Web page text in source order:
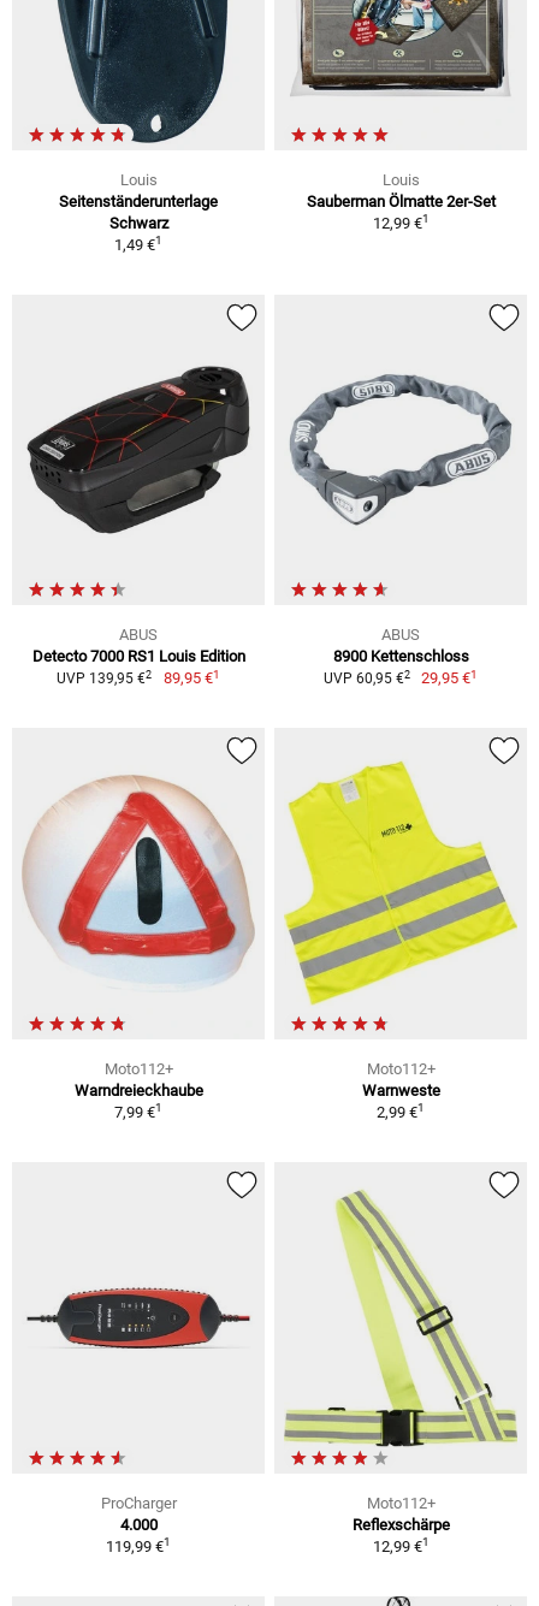
Louis
Seitenständerunterlage
Schwarz
1,49 €1
Louis
Sauberman Ölmatte 2er-Set
12,99 €1
ABUS
Detecto 7000 RS1 Louis Edition
UVP 139,95 €2 89,95 €1
ABUS
8900 Kettenschloss
UVP 60,95 €2 29,95 €1
Moto112+
Warndreieckhaube
7,99 €1
Moto112+
Warnweste
2,99 €1
ProCharger
4.000
119,99 €1
Moto112+
Reflexschärpe
12,99 €1